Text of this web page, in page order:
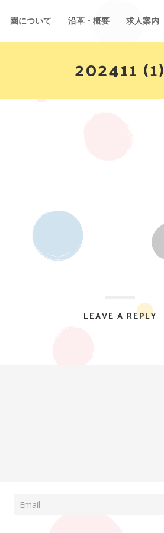
園について 沿革・概要 求人案内
202411 (1)
LEAVE A REPLY